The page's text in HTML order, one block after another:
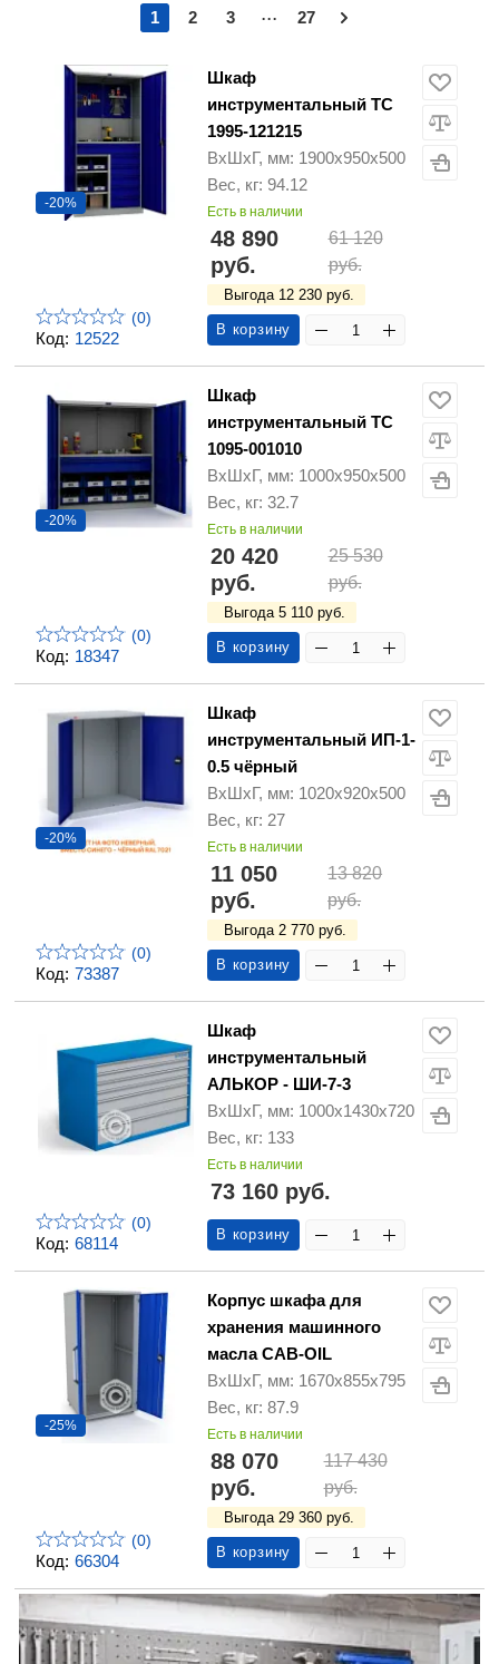
1 2 3 ... 27
Код: 12522
-20%
(0)
Шкаф
инструментальный TC
1995-121215
ВхШхГ, мм: 1900х950х500
Вес, кг: 94.12
Есть в наличии
48 890
руб.
61 120
руб.
Выгода 12 230 руб.
В корзину
Код: 18347
-20%
(0)
Шкаф
инструментальный TC
1095-001010
ВхШхГ, мм: 1000х950х500
Вес, кг: 32.7
Есть в наличии
20 420
руб.
25 530
руб.
Выгода 5 110 руб.
В корзину
Код: 73387
-20%
(0)
Шкаф
инструментальный ИП-1-
0.5 чёрный
ВхШхГ, мм: 1020х920х500
Вес, кг: 27
Есть в наличии
11 050
руб.
13 820
руб.
Выгода 2 770 руб.
В корзину
Код: 68114
(0)
Шкаф
инструментальный
АЛЬКОР - ШИ-7-3
ВхШхГ, мм: 1000х1430х720
Вес, кг: 133
Есть в наличии
73 160 руб.
В корзину
Код: 66304
-25%
(0)
Корпус шкафа для
хранения машинного
масла CAB-OIL
ВхШхГ, мм: 1670x855x795
Вес, кг: 87.9
Есть в наличии
88 070
руб.
117 430
руб.
Выгода 29 360 руб.
В корзину